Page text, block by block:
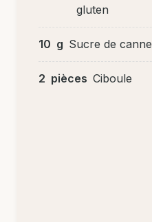
gluten
10 g Sucre de canne
2 pièces Ciboule